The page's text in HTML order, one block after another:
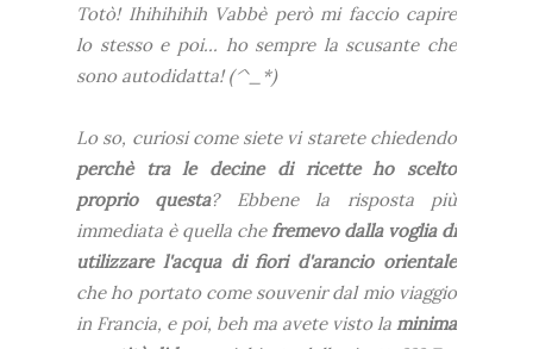
Totò! Ihihihihih Vabbè però mi faccio capire
lo stesso e poi... ho sempre la scusante che
sono autodidatta! (^_*)
Lo so, curiosi come siete vi starete chiedendo
perchè tra le decine di ricette ho scelto
proprio questa? Ebbene la risposta più
immediata è quella che fremevo dalla voglia di
utilizzare l'acqua di fiori d'arancio orientale
che ho portato come souvenir dal mio viaggio
in Francia, e poi, beh ma avete visto la minima